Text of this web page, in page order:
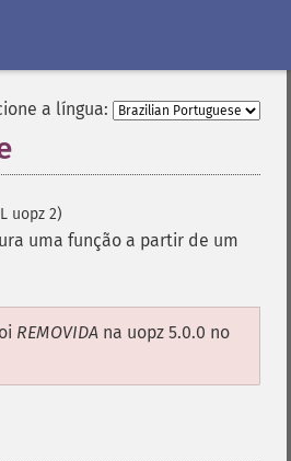
a língua:
uopz 2)
uma função a partir de um
REMOVIDA na uopz 5.0.0 no